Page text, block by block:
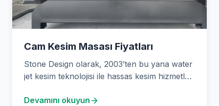
Cam Kesim Masası Fiyatları
Stone Design olarak, 2003’ten bu yana water
jet kesim teknolojisi ile hassas kesim hizmetleri
Devamını okuyun